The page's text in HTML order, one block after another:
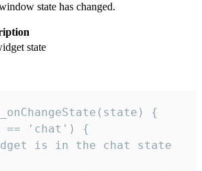
state has changed.
state
{
== 'chat') {
is in the chat state